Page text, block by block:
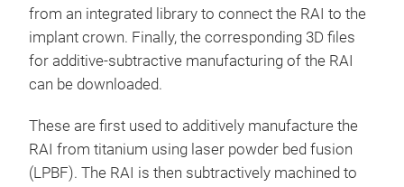
from an integrated library to connect the RAI to the
implant crown. Finally, the corresponding 3D files
for additive-subtractive manufacturing of the RAI
can be downloaded.
These are first used to additively manufacture the
RAI from titanium using laser powder bed fusion
(LPBF). The RAI is then subtractively machined to